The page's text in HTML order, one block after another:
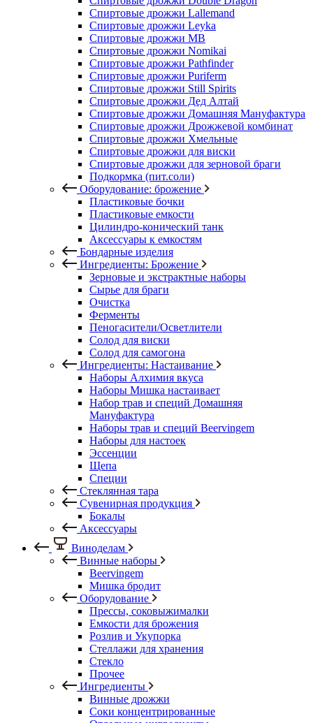
Спиртовые дрожжи Lallemand
Спиртовые дрожжи Leyka
Спиртовые дрожжи MB
Спиртовые дрожжи Nomikai
Спиртовые дрожжи Pathfinder
Спиртовые дрожжи Puriferm
Спиртовые дрожжи Still Spirits
Спиртовые дрожжи Дед Алтай
Спиртовые дрожжи Домашняя Мануфактура
Спиртовые дрожжи Дрожжевой комбинат
Спиртовые дрожжи Хмельные
Спиртовые дрожжи для виски
Спиртовые дрожжи для зерновой браги
Подкормка (пит.соли)
Оборудование: брожение
Пластиковые бочки
Пластиковые емкости
Цилиндро-конический танк
Аксессуары к емкостям
Бондарные изделия
Ингредиенты: Брожение
Зерновые и экстрактные наборы
Сырье для браги
Очистка
Ферменты
Пеногасители/Осветлители
Солод для виски
Солод для самогона
Ингредиенты: Настаивание
Наборы Алхимия вкуса
Наборы Мишка настаивает
Набор трав и специй Домашняя
Мануфактура
Наборы трав и специй Beervingem
Наборы для настоек
Эссенции
Щепа
Специи
Стеклянная тара
Сувенирная продукция
Бокалы
Аксессуары
Виноделам
Винные наборы
Beervingem
Мишка бродит
Оборудование
Прессы, соковыжималки
Емкости для брожения
Розлив и Укупорка
Стеллажи для хранения
Стекло
Прочее
Ингредиенты
Винные дрожжи
Соки концентрированные